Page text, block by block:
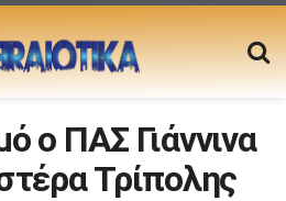
ο ΠΑΣ Γιάννινα
Τρίπολης